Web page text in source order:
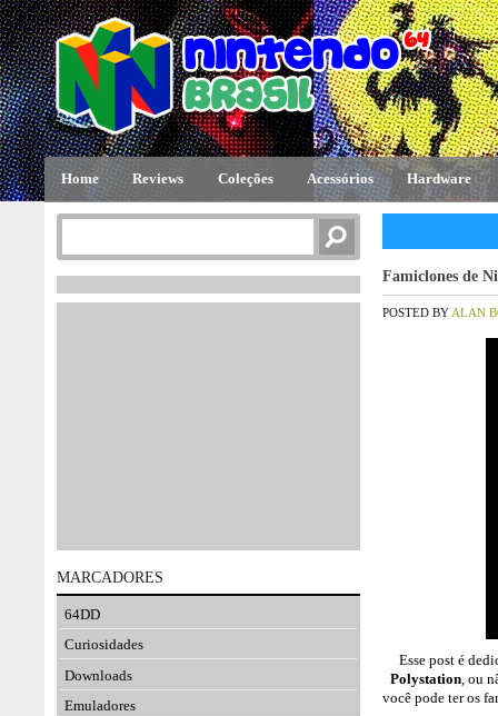
Home Reviews Coleções Acessórios Hardware
Famiclones de
POSTED BY ALAN
Esse post é
Polystation, ou
você pode ter os
MARCADORES
64DD
Curiosidades
Downloads
Emuladores